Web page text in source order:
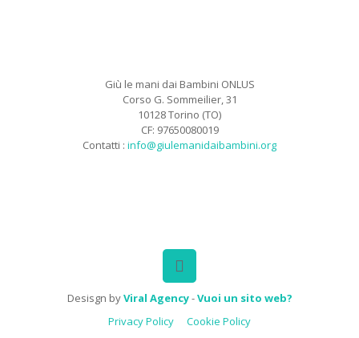
Giù le mani dai Bambini ONLUS
Corso G. Sommeilier, 31
10128 Torino (TO)
CF: 97650080019
Contatti : info@giulemanidaibambini.org
Desisgn byViral Agency-Vuoi un sito web?
Privacy Policy
Cookie Policy